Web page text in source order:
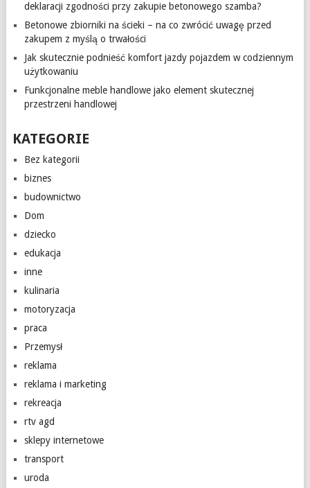
deklaracji zgodności przy zakupie betonowego szamba?
Betonowe zbiorniki na ścieki – na co zwrócić uwagę przed
zakupem z myślą o trwałości
Jak skutecznie podnieść komfort jazdy pojazdem w codziennym
użytkowaniu
Funkcjonalne meble handlowe jako element skutecznej
przestrzeni handlowej
KATEGORIE
Bez kategorii
biznes
budownictwo
Dom
dziecko
edukacja
inne
kulinaria
motoryzacja
praca
Przemysł
reklama
reklama i marketing
rekreacja
rtv agd
sklepy internetowe
transport
uroda